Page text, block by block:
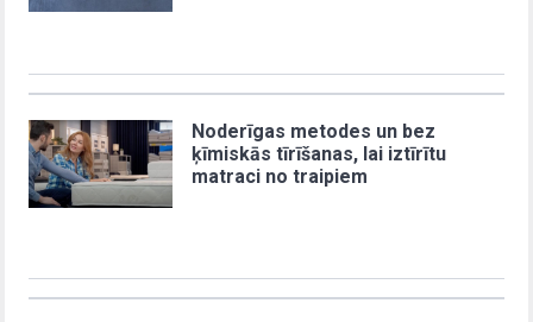
Noderīgas metodes un bez
ķīmiskās tīrīšanas, lai iztīrītu
matraci no traipiem